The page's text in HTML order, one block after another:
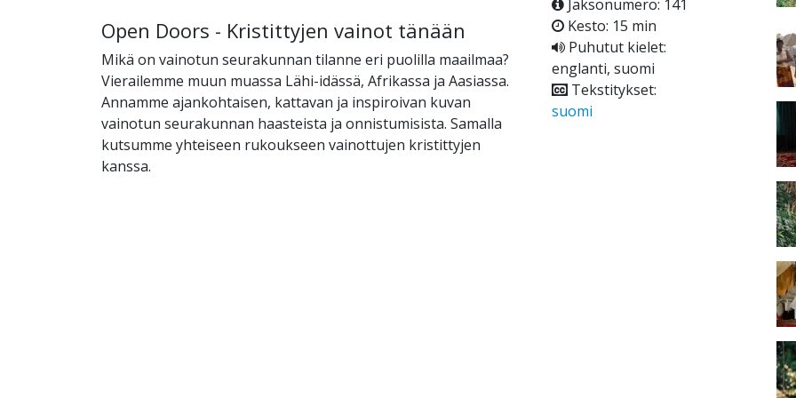
Open Doors - Kristittyjen vainot tänään
Mikä on vainotun seurakunnan tilanne eri puolilla maailmaa?
Vierailemme muun muassa Lähi-idässä, Afrikassa ja Aasiassa.
Annamme ajankohtaisen, kattavan ja inspiroivan kuvan
vainotun seurakunnan haasteista ja onnistumisista. Samalla
kutsumme yhteiseen rukoukseen vainottujen kristittyjen
kanssa.
Jaksonumero: 141
Kesto: 15 min
Puhutut kielet:
englanti, suomi
Tekstitykset:
suomi